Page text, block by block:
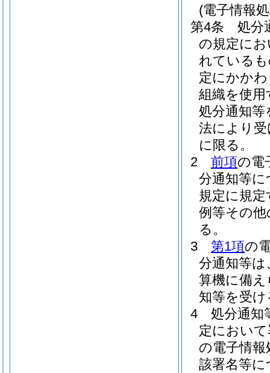
(電子情報
第4条
処分
の規定に
れている
定にかか
組織を使
処分通知
法により
に限る。
2
前項の電
分通知等
規定に規
例等その
る。
3
第1項の
分通知等
算機に備
知等を受
4
処分通知
定におい
の電子情
該署名等